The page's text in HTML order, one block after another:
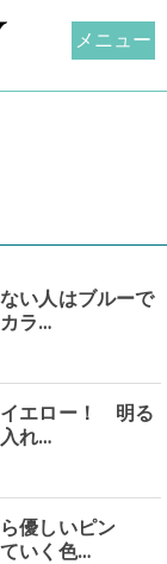
い人はブルーで
ラ…
イエロー！ 明る
れ…
優しいピン
いく色…
メニュー